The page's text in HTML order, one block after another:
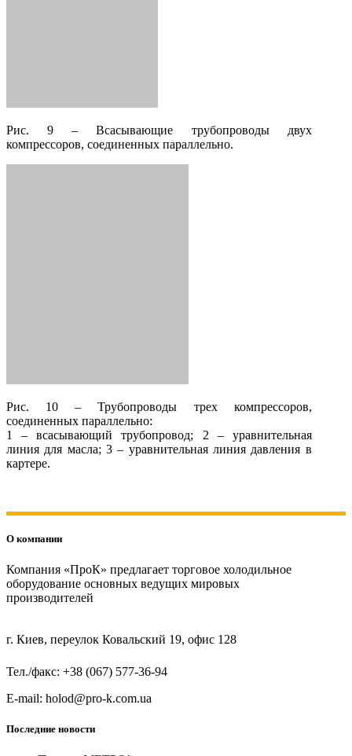
Рис. 9 – Всасывающие трубопроводы двух
компрессоров, соединенных параллельно.
Рис. 10 – Трубопроводы трех компрессоров,
соединенных параллельно:
1 – всасывающий трубопровод; 2 – уравнительная
линия для масла; 3 – уравнительная линия давления в
картере.
О компании
Компания «ПроК» предлагает торговое холодильное
оборудование основных ведущих мировых
производителей
г. Киев, переулок Ковальский 19, офис 128
Тел./факс: +38 (067) 577-36-94
E-mail: holod@pro-k.com.ua
Последние новости